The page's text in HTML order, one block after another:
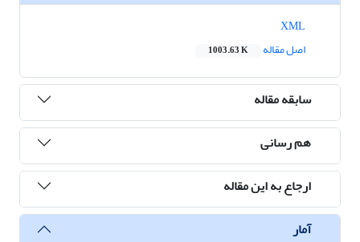
اصل مقاله
1003.63 K
سابقه مقاله
هم رسانی
ارجاع به این مقاله
آمار